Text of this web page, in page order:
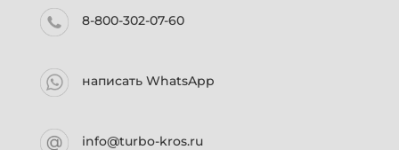
8-800-302-07-60
написать WhatsApp
info@turbo-kros.ru